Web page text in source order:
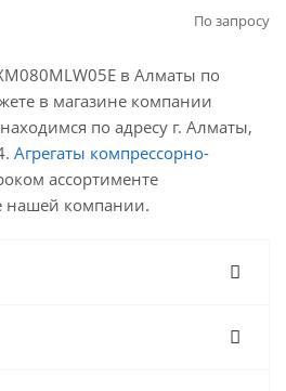
По запросу
в Алматы по
в магазине компании
по адресу г. Алматы,
Агрегаты компрессорно-
ассортименте
нашей компании.